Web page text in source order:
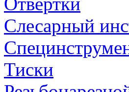
Слесарный
Тиски